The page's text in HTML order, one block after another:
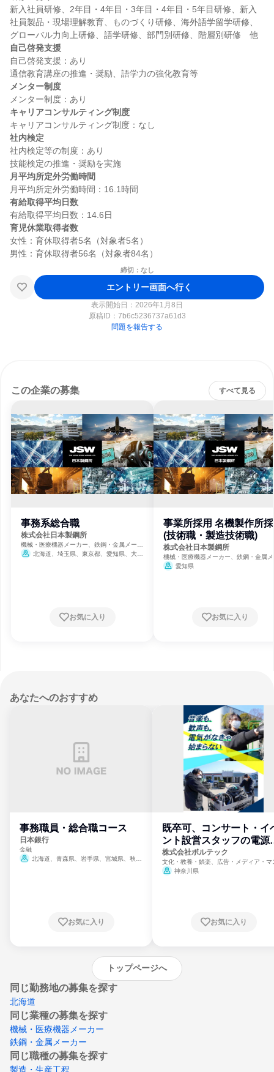
新入社員研修、2年目・4年目・3年目・4年目・5年目研修、新入
社員製品・現場理解教育、ものづくり研修、海外語学留学研修、
自己啓発支援
自己啓発支援：あり
メンター制度
キャリアコンサルティング制度
社内検定
社内検定等の制度：あり
月平均所定外労働時間
有給取得平均日数
育児休業取得者数
女性：育休取得者5名（対象者5名）
締切：なし
エントリー画面へ行く
表示開始日：2026年1月8日
原稿ID： 7b6c5236737a61d3
問題を報告する
この企業の募集 すべて見る
事務系総合職
株式会社日本製鋼所
機械・医療機器メーカー、鉄鋼・金属メーカ
ー
北海道、埼玉県、東京都、愛知県、大阪
お気に入り
事業所採用 名機製作所
(技術職・製造技術職)
株式会社日本製鋼所
機械・医療機器メーカー、鉄鋼・金属
ー
愛知県
お気に入り
あなたへのおすすめ
事務職員・総合職コース
日本銀行
金融
北海道、青森県、岩手県、宮城県、秋田
崎県、熊本県、大分県、宮崎県、鹿児島県、
お気に入り
既卒可、コンサート・イ
ント設営スタッフの電源
門
株式会社ボルテック
文化・教養・娯楽、広告・メディア・マ
ミ、電力・ガス・水道・エネルギー
神奈川県
お気に入り
トップページへ
同じ勤務地の募集を探す
北海道
同じ業種の募集を探す
機械・医療機器メーカー
鉄鋼・金属メーカー
同じ職種の募集を探す
製造・生産工程